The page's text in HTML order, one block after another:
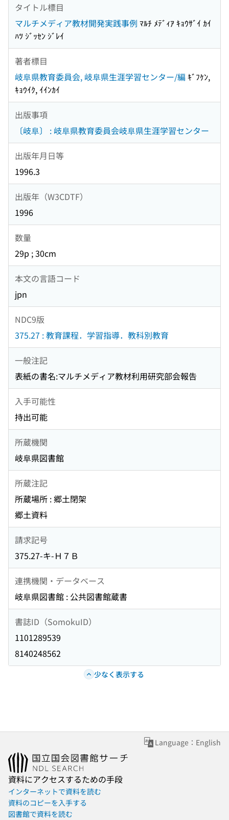
タイトル標目
マルチメディア教材開発実践事例 ﾏﾙﾁ ﾒﾃﾞｨｱ ｷｮｳｻﾞｲ ｶｲ
ﾊﾂ ｼﾞｯｾﾝ ｼﾞﾚｲ
著者標目
岐阜県教育委員会, 岐阜県生涯学習センター/編 ｷﾞﾌｹﾝ,
ｷｮｳｲｸ, ｲｲﾝｶｲ
出版事項
〔岐阜〕 : 岐阜県教育委員会岐阜県生涯学習センター
出版年月日等
1996.3
出版年（W3CDTF）
1996
数量
29p ; 30cm
本文の言語コード
jpn
NDC9版
375.27 : 教育課程．学習指導．教科別教育
一般注記
表紙の書名:マルチメディア教材利用研究部会報告
入手可能性
持出可能
所蔵機関
岐阜県図書館
所蔵注記
所蔵場所 : 郷土閉架
郷土資料
請求記号
375.27-キ-Ｈ７Ｂ
連携機関・データベース
岐阜県図書館 : 公共図書館蔵書
書誌ID（SomokuID）
1101289539
8140248562
少なく表示する
Language：English
資料にアクセスするための手段
インターネットで資料を読む
資料のコピーを入手する
図書館で資料を読む